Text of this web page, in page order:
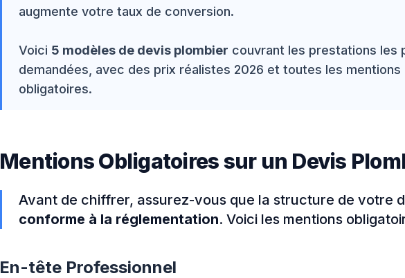
augmente votre taux de conversion.
Voici 5 modèles de devis plombier couvrant les prestations les
demandées, avec des prix réalistes 2026 et toutes les mentions
obligatoires.
Mentions Obligatoires sur un Devis
Avant de chiffrer, assurez-vous que la structure de votre
conforme à la réglementation. Voici les mentions
En-tête Professionnel